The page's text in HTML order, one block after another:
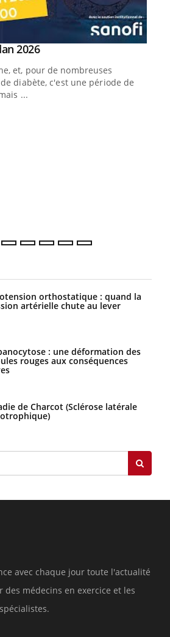
2026Youtube
et, pour de nombreuses
diabète, c'est une période de
...
orthostatique : quand la
artérielle chute au lever
: une déformation des
rouges aux conséquences
de Charcot (Sclérose latérale
avec chaque jour toute l'actualité
des médecins en exercice et les